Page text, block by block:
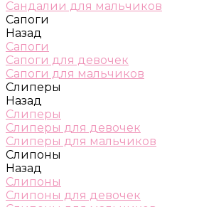
Сандалии для мальчиков
Сапоги
Назад
Сапоги
Сапоги для девочек
Сапоги для мальчиков
Слиперы
Назад
Слиперы
Слиперы для девочек
Слиперы для мальчиков
Слипоны
Назад
Слипоны
Слипоны для девочек